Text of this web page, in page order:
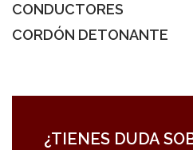
CONDUCTORES
CORDÓN DETONANTE
¿TIENES DUDA